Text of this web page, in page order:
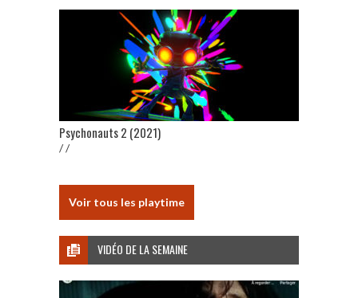
Psychonauts 2 (2021)
/ /
Voir tous les playtime
VIDÉO DE LA SEMAINE